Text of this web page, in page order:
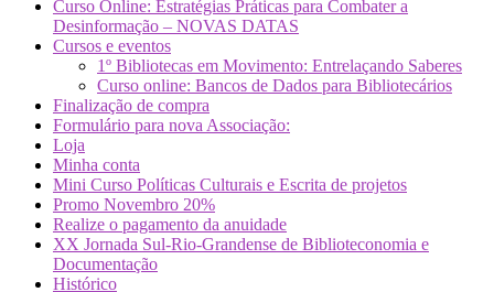
Curso Online: Estratégias Práticas para Combater a
Desinformação – NOVAS DATAS
Cursos e eventos
1º Bibliotecas em Movimento: Entrelaçando Saberes
Curso online: Bancos de Dados para Bibliotecários
Finalização de compra
Formulário para nova Associação:
Loja
Minha conta
Mini Curso Políticas Culturais e Escrita de projetos
Promo Novembro 20%
Realize o pagamento da anuidade
XX Jornada Sul-Rio-Grandense de Biblioteconomia e
Documentação
Histórico